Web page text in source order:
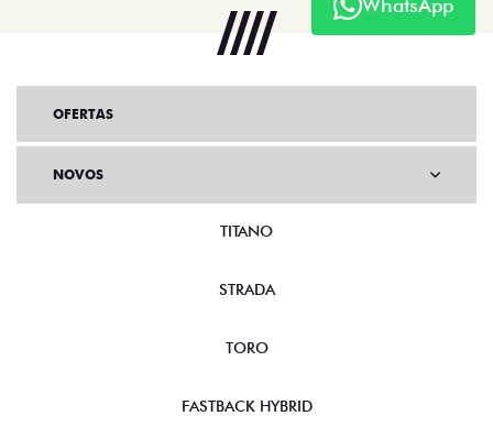
WhatsApp
OFERTAS
NOVOS
TITANO
STRADA
TORO
FASTBACK HYBRID